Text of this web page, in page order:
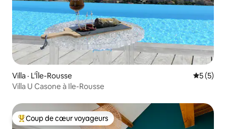
Villa · L'Île-Rousse Note
5 (5)
Villa U Casone à Ile-Rousse
Coup de cœur voyageurs parmi les plus aimés
Coup de cœur voyageurs